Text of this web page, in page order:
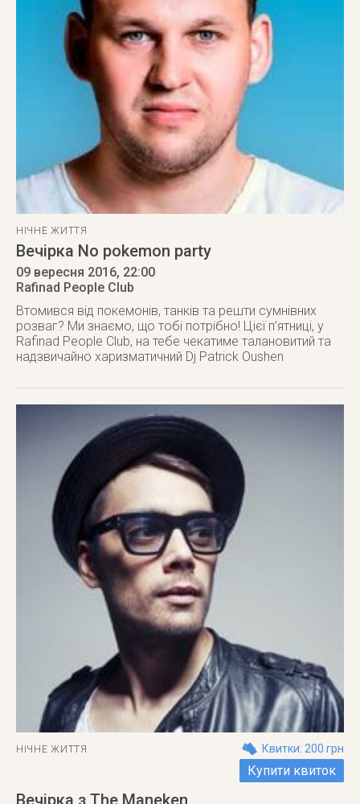
НІЧНЕ ЖИТТЯ
Вечірка No pokemon party
09 вересня 2016, 22:00
Rafinad People Club
Втомився від покемонів, танків та решти сумнівних
розваг? Ми знаємо, що тобі потрібно! Цієї п’ятниці, у
Rafinad People Club, на тебе чекатиме талановитий та
надзвичайно харизматичний Dj Patrick Oushen
НІЧНЕ ЖИТТЯ Квитки: 200 грн
Купити квиток
Вечірка з The Maneken